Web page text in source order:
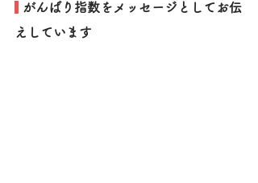
がんばり指数をメッセージとしてお伝
えしています